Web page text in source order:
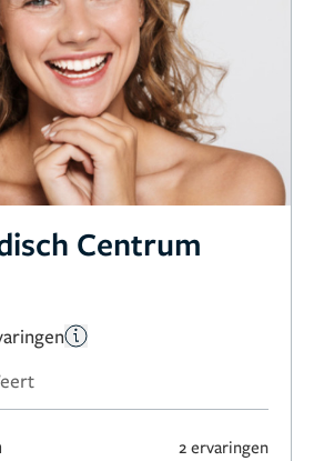
Centrum
2 ervaringen